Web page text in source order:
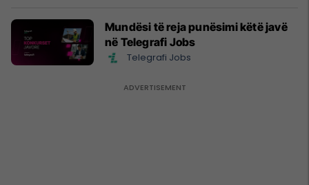
Mundësi të reja punësimi këtë javë
në Telegrafi Jobs
Telegrafi Jobs